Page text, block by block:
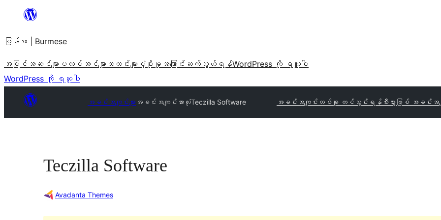
အကြောင်းအရာ
ကျော်သွား
ရန်
မြန်မာ | Burmese
အပြင်အဆင်များ ပလပ်အင်များ သတင်းများ ပံ့ပိုးမှု အကြောင်း ဆက်သွယ်ရန်WordPress ကို ရယူပါ
WordPress ကို ရယူပါ
အခင်းအကျင်းများ အခင်းအကျင်းအားလုံးTeczilla Software အခင်းအကျင်းတစ်ခု တင်သွင်းရန် စီးပွားဖြစ် အခင်း
Teczilla Software
Avadanta Themes